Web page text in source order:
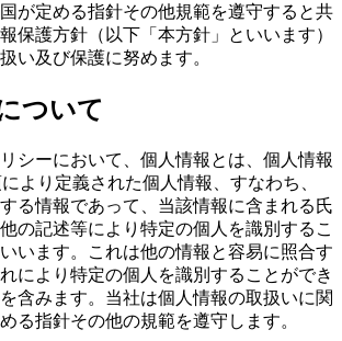
が定める指針その他規範を遵守すると共
保護方針（以下「本方針」といいます）
い及び保護に努めます。
ついて
シーにおいて、個人情報とは、個人情報
より定義された個人情報、すなわち、
る情報であって、当該情報に含まれる氏
の記述等により特定の個人を識別するこ
います。これは他の情報と容易に照合す
により特定の個人を識別することができ
含みます。当社は個人情報の取扱いに関
る指針その他の規範を遵守します。